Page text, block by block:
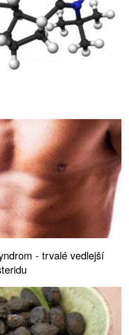
- trvalé vedlejší